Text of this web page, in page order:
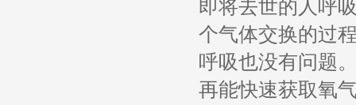
即将去世的人呼
个气体交换的过
呼吸也没有问题
再能快速获取氧